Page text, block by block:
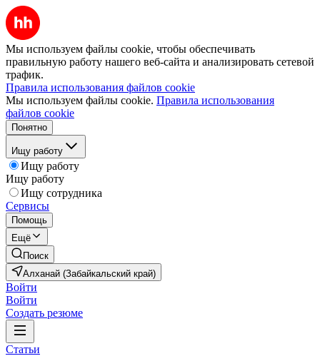
Мы используем файлы cookie, чтобы обеспечивать
правильную работу нашего веб-сайта и анализировать сетевой
трафик.
Правила использования файлов cookie
Мы используем файлы cookie. Правила использования
файлов cookie
Понятно
Ищу работу
Ищу работу
Ищу работу
Ищу сотрудника
Сервисы
Помощь
Ещё
Поиск
Алханай (Забайкальский край)
Войти
Войти
Создать резюме
Статьи